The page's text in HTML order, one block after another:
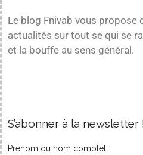
Le blog Fnivab vous propose
actualités sur tout se qui se
et la bouffe au sens général.
S’abonner à la newsletter !
Prénom ou nom complet